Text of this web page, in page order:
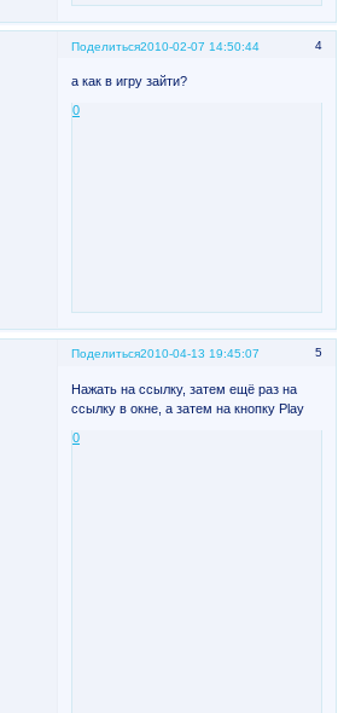
Поделиться 4
2010-02-07 14:50:44
а как в игру зайти?
0
Поделиться 5
2010-04-13 19:45:07
Нажать на ссылку, затем ещё раз на
ссылку в окне, а затем на кнопку Play
0